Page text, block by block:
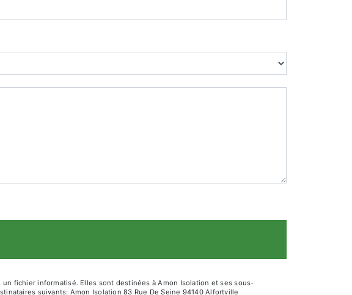
fichier informatisé. Elles sont destinées à Amon Isolation et ses sous-
suivants: Amon Isolation 83 Rue De Seine 94140 Alfortville